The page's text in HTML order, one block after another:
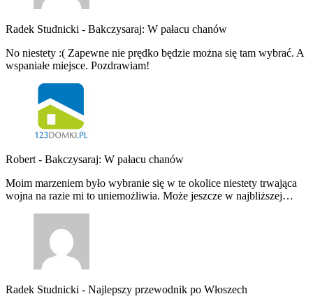
Radek Studnicki - Bakczysaraj: W pałacu chanów
No niestety :( Zapewne nie prędko będzie można się tam wybrać. A
wspaniałe miejsce. Pozdrawiam!
Robert - Bakczysaraj: W pałacu chanów
Moim marzeniem było wybranie się w te okolice niestety trwająca
wojna na razie mi to uniemożliwia. Może jeszcze w najbliższej…
Radek Studnicki - Najlepszy przewodnik po Włoszech